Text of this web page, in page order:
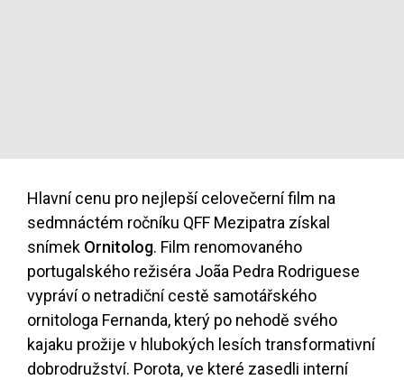
Hlavní cenu pro nejlepší celovečerní film na
sedmnáctém ročníku QFF Mezipatra získal
snímek Ornitolog. Film renomovaného
portugalského režiséra Joãa Pedra Rodriguese
vypráví o netradiční cestě samotářského
ornitologa Fernanda, který po nehodě svého
kajaku prožije v hlubokých lesích transformativní
dobrodružství. Porota, ve které zasedli interní